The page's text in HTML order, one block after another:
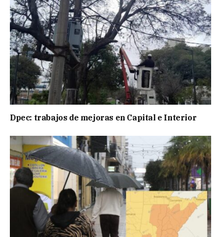
Dpec: trabajos de mejoras en Capital e Interior